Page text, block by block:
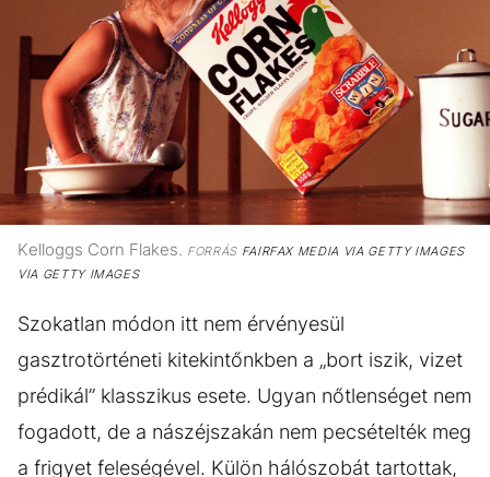
Kelloggs Corn Flakes. FORRÁSFAIRFAX MEDIA VIA GETTY IMAGES
VIA GETTY IMAGES
Szokatlan módon itt nem érvényesül
gasztrotörténeti kitekintőnkben a „bort iszik, vizet
prédikál” klasszikus esete. Ugyan nőtlenséget nem
fogadott, de a nászéjszakán nem pecsételték meg
a frigyet feleségével. Külön hálószobát tartottak,